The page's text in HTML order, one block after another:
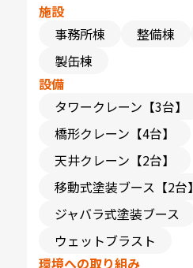
施設
事務所棟
整備棟
製缶棟
設備
タワークレーン【3台】
橋形クレーン【4台】
天井クレーン【2台】
移動式塗装ブース【2台】
ジャバラ式塗装ブース
ウェットブラスト
環境への取り組み